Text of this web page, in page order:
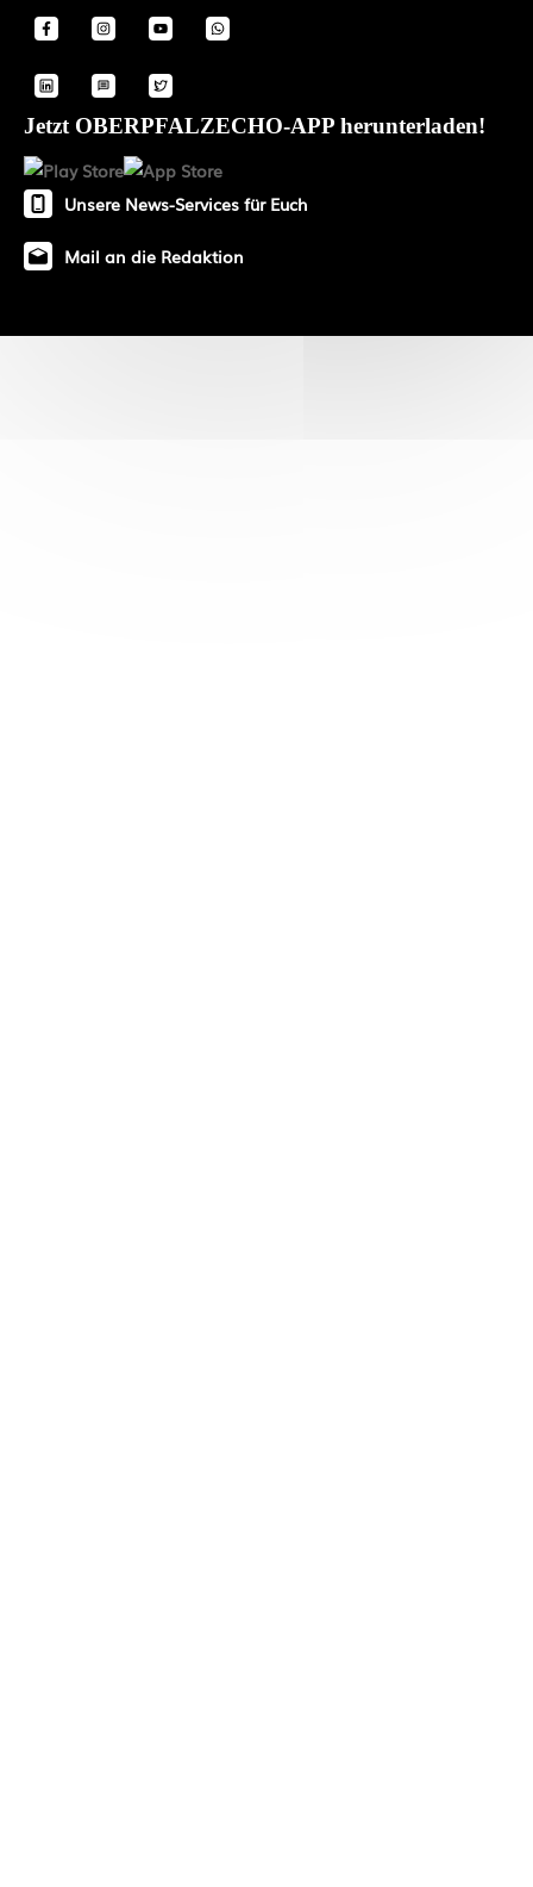
Jetzt OBERPFALZECHO-APP herunterladen!
Unsere News-Services für Euch
Mail an die Redaktion